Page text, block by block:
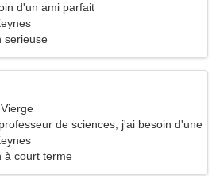
d'un ami parfait
serieuse
de sciences, j'ai besoin d'une
à court terme